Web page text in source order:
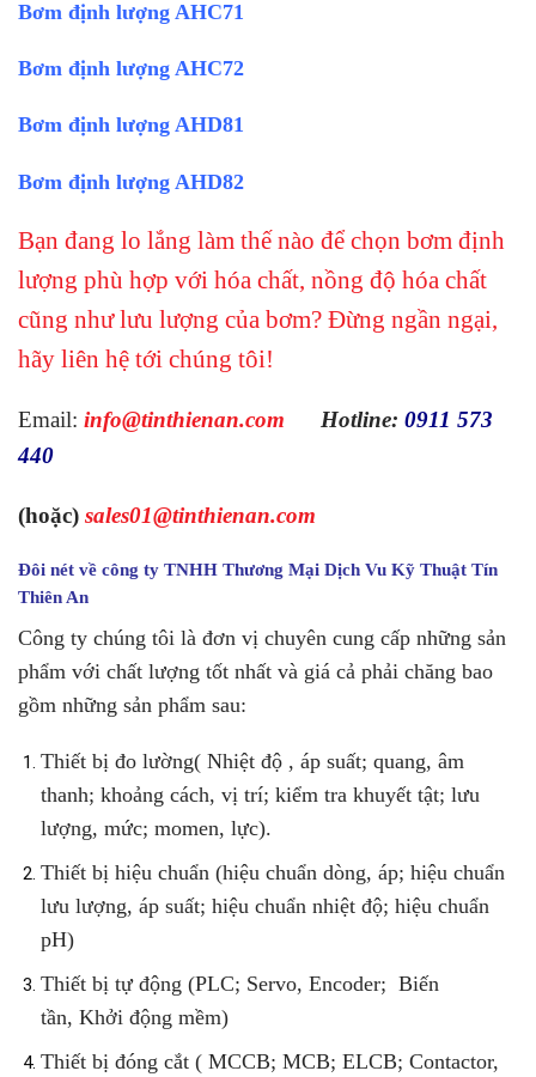
Bơm định lượng AHC71
Bơm định lượng AHC72
Bơm định lượng AHD81
Bơm định lượng AHD82
Bạn đang lo lắng làm thế nào để chọn bơm định
lượng phù hợp với hóa chất, nồng độ hóa chất
cũng như lưu lượng của bơm? Đừng ngần ngại,
hãy liên hệ tới chúng tôi!
Email: info@tinthienan.com Hotline: 0911 573
440
(hoặc) sales01@tinthienan.com
Đôi nét về công ty TNHH Thương Mại Dịch Vu Kỹ Thuật Tín
Thiên An
Công ty chúng tôi là đơn vị chuyên cung cấp những sản
phẩm với chất lượng tốt nhất và giá cả phải chăng bao
gồm những sản phẩm sau:
Thiết bị đo lường( Nhiệt độ , áp suất; quang, âm
thanh; khoảng cách, vị trí; kiểm tra khuyết tật; lưu
lượng, mức; momen, lực).
Thiết bị hiệu chuẩn (hiệu chuẩn dòng, áp; hiệu chuẩn
lưu lượng, áp suất; hiệu chuẩn nhiệt độ; hiệu chuẩn
pH)
Thiết bị tự động (PLC; Servo, Encoder; Biến
tần, Khởi động mềm)
Thiết bị đóng cắt ( MCCB; MCB; ELCB; Contactor,